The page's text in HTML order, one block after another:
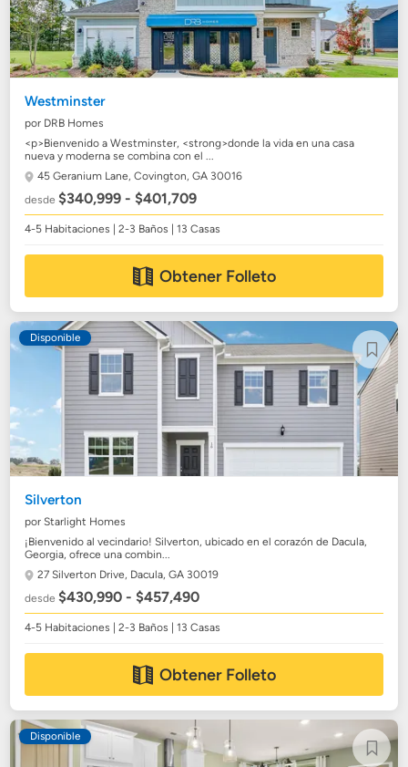
Westminster
por DRB Homes
<p>Bienvenido a Westminster, <strong>donde la vida en una casa
nueva y moderna se combina con el ...
45 Geranium Lane,Covington, GA 30016
desde$340,999 - $401,709
4-5 Habitaciones | 2-3 Baños | 13 Casas
Obtener Folleto
Disponible
Silverton
por Starlight Homes
¡Bienvenido al vecindario! Silverton, ubicado en el corazón de Dacula,
Georgia, ofrece una combin...
27 Silverton Drive, Dacula, GA 30019
desde$430,990 - $457,490
4-5 Habitaciones | 2-3 Baños | 13 Casas
Obtener Folleto
Disponible